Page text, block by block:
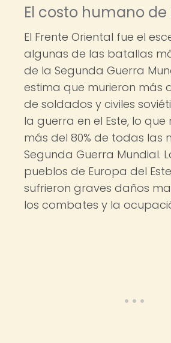
El costo humano
El Frente Oriental fue el
algunas de las batallas
de la Segunda Guerra
estima que murieron más
de soldados y civiles
la guerra en el Este, lo
más del 80% de todas las
Segunda Guerra Mundial.
pueblos de Europa del
sufrieron graves daños
los combates y la